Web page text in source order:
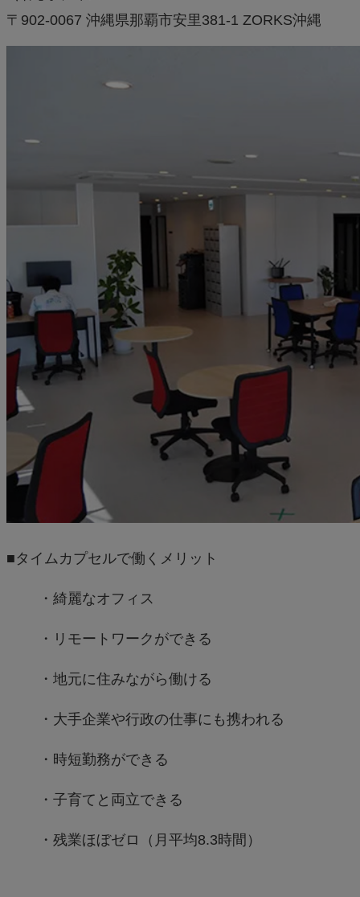
〒902-0067 沖縄県那覇市安里381-1 ZORKS沖縄
■タイムカプセルで働くメリット
・綺麗なオフィス
・リモートワークができる
・地元に住みながら働ける
・大手企業や行政の仕事にも携われる
・時短勤務ができる
・子育てと両立できる
・残業ほぼゼロ（月平均8.3時間）